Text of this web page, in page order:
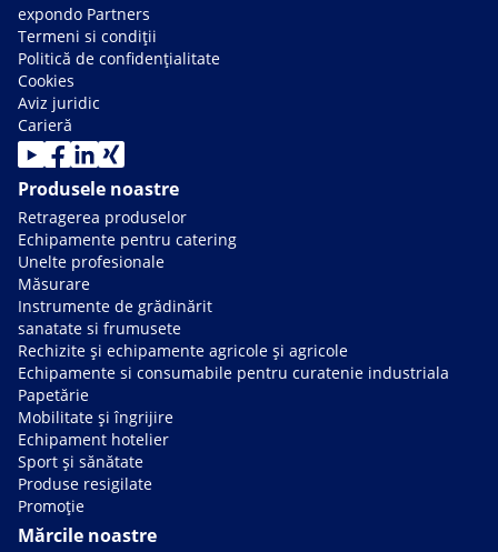
expondo Partners
Termeni si condiții
Politică de confidențialitate
Cookies
Aviz juridic
Carieră
Produsele noastre
Retragerea produselor
Echipamente pentru catering
Unelte profesionale
Măsurare
Instrumente de grădinărit
sanatate si frumusete
Rechizite și echipamente agricole și agricole
Echipamente si consumabile pentru curatenie industriala
Papetărie
Mobilitate și îngrijire
Echipament hotelier
Sport și sănătate
Produse resigilate
Promoție
Mărcile noastre